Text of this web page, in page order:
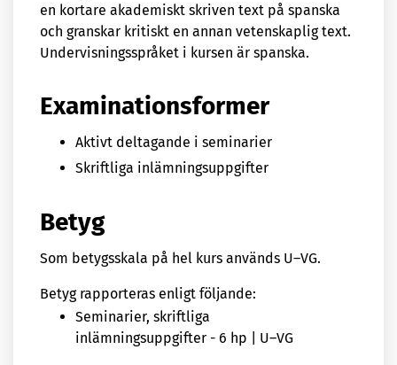
en kortare akademiskt skriven text på spanska
och granskar kritiskt en annan vetenskaplig text.
Undervisningsspråket i kursen är spanska.
Examinationsformer
Aktivt deltagande i seminarier
Skriftliga inlämningsuppgifter
Betyg
Som betygsskala på hel kurs används U–VG.
Betyg rapporteras enligt följande:
Seminarier, skriftliga
inlämningsuppgifter - 6 hp | U–VG